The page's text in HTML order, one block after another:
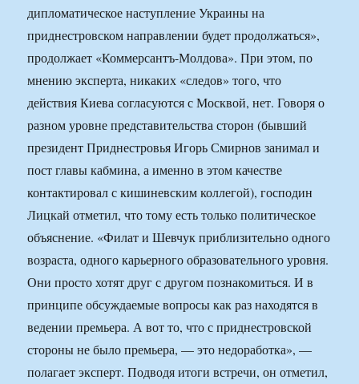
дипломатическое наступление Украины на
приднестровском направлении будет продолжаться»,
продолжает «Коммерсантъ-Молдова». При этом, по
мнению эксперта, никаких «следов» того, что
действия Киева согласуются с Москвой, нет. Говоря о
разном уровне представительства сторон (бывший
президент Приднестровья Игорь Смирнов занимал и
пост главы кабмина, а именно в этом качестве
контактировал с кишиневским коллегой), господин
Лицкай отметил, что тому есть только политическое
объяснение. «Филат и Шевчук приблизительно одного
возраста, одного карьерного образовательного уровня.
Они просто хотят друг с другом познакомиться. И в
принципе обсуждаемые вопросы как раз находятся в
ведении премьера. А вот то, что с приднестровской
стороны не было премьера, — это недоработка», —
полагает эксперт. Подводя итоги встречи, он отметил,